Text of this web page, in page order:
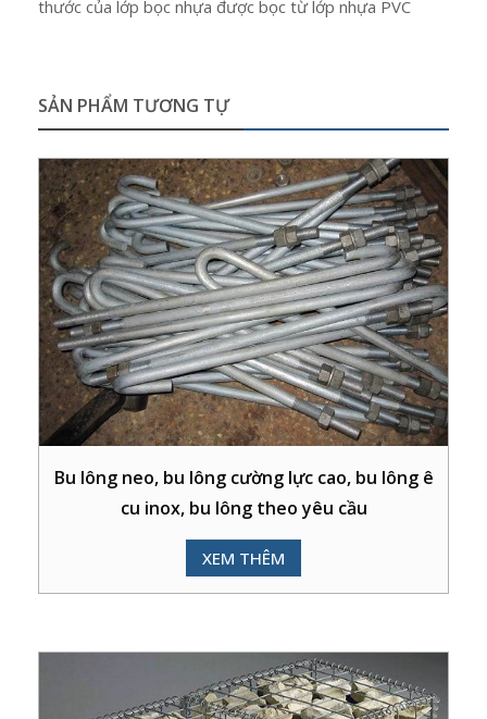
thước của lớp bọc nhựa được bọc từ lớp nhựa PVC
SẢN PHẨM TƯƠNG TỰ
Bu lông neo, bu lông cường lực cao, bu lông ê
cu inox, bu lông theo yêu cầu
XEM THÊM